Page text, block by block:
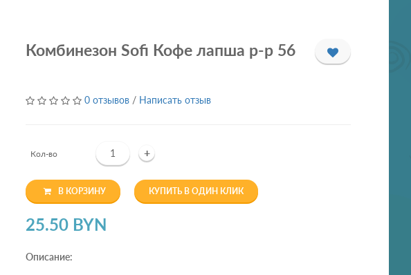
Комбинезон Sofi Кофе лапша р-р 56
0 отзывов / Написать отзыв
Кол-во +
В КОРЗИНУ КУПИТЬ В ОДИН КЛИК
25.50 BYN
Описание: